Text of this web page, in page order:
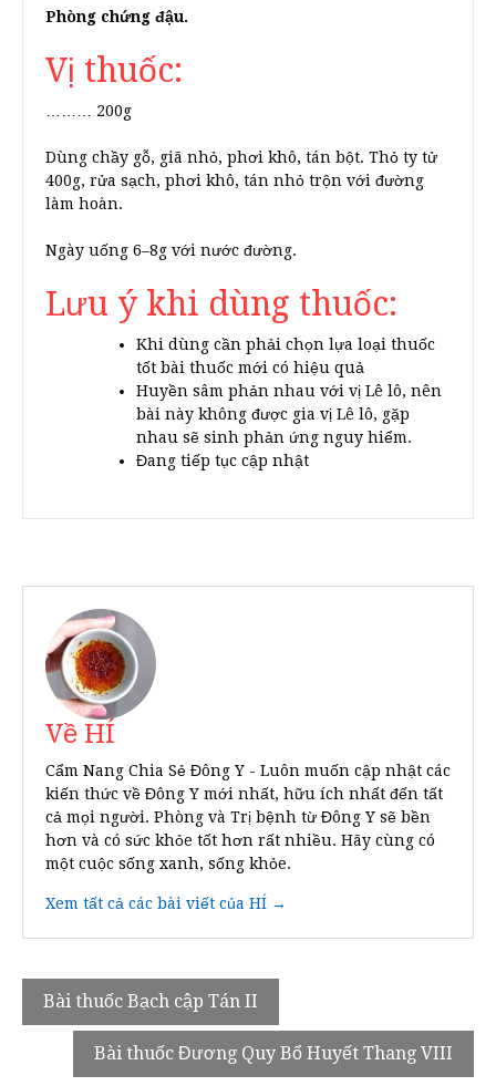
Phòng chứng đậu.
Vị thuốc:
……… 200g
Dùng chầy gỗ, giã nhỏ, phơi khô, tán bột. Thỏ ty tử
400g, rửa sạch, phơi khô, tán nhỏ trộn với đường
làm hoàn.
Ngày uống 6–8g với nước đường.
Lưu ý khi dùng thuốc:
Khi dùng cần phải chọn lựa loại thuốc
tốt bài thuốc mới có hiệu quả
Huyền sâm phản nhau với vị Lê lô, nên
bài này không được gia vị Lê lô, gặp
nhau sẽ sinh phản ứng nguy hiểm.
Đang tiếp tục cập nhật
Về HÍ
Cẩm Nang Chia Sẻ Đông Y - Luôn muốn cập nhật các
kiến thức về Đông Y mới nhất, hữu ích nhất đến tất
cả mọi người. Phòng và Trị bệnh từ Đông Y sẽ bền
hơn và có sức khỏe tốt hơn rất nhiều. Hãy cùng có
một cuộc sống xanh, sống khỏe.
Xem tất cả các bài viết của HÍ →
Điều
hướng
Bài thuốc Bạch cập Tán II
Bài thuốc Đương Quy Bổ Huyết Thang VIII